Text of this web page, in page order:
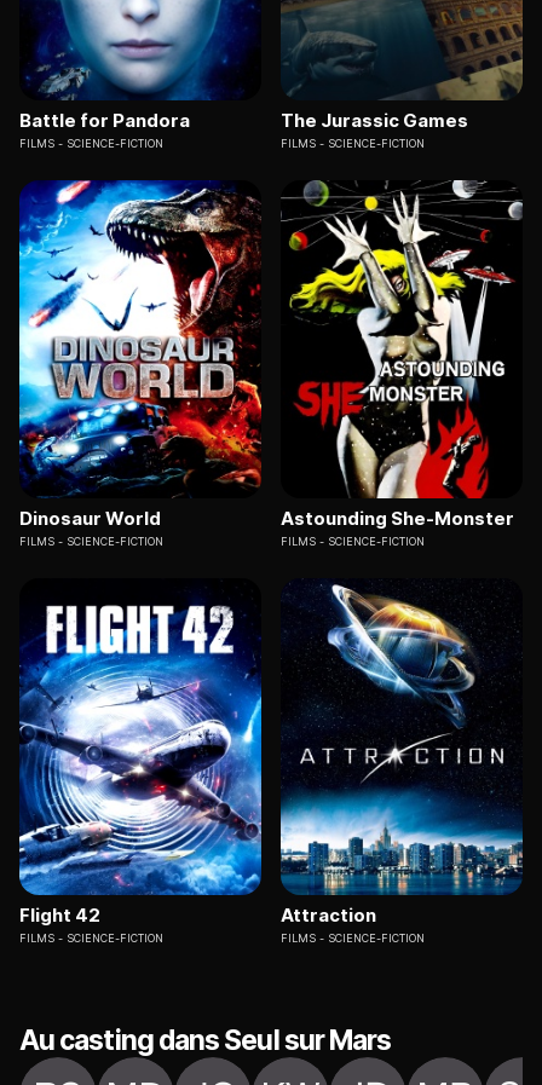
Battle for Pandora
FILMS SCIENCE-FICTION
The Jurassic Games
FILMS SCIENCE-FICTION
Dinosaur World
FILMS SCIENCE-FICTION
Astounding She-Monster
FILMS SCIENCE-FICTION
Flight 42
FILMS SCIENCE-FICTION
Attraction
FILMS SCIENCE-FICTION
Au casting dans Seul sur Mars